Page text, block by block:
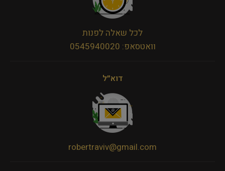
לכל שאלה לפנות
וואטסאפ: 0545940020
דוא״ל
robertraviv@gmail.com